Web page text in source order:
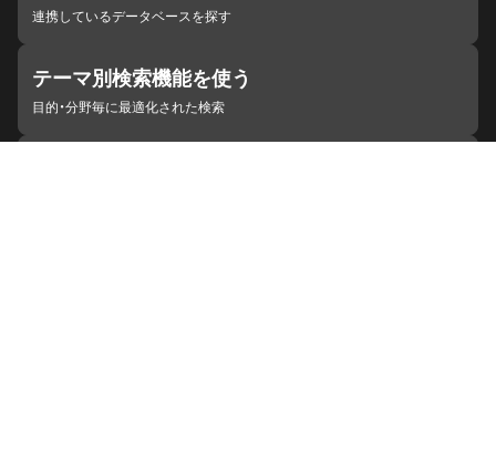
連携しているデータベースを探す
テーマ別検索機能を使う
目的・分野毎に最適化された検索